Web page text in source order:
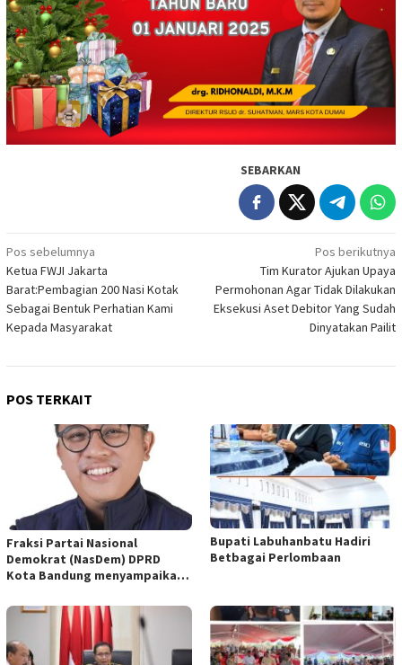
SEBARKAN
Navigasi
pos
Pos sebelumnya
Ketua FWJI Jakarta
Barat:Pembagian 200 Nasi Kotak
Sebagai Bentuk Perhatian Kami
Kepada Masyarakat
Pos berikutnya
Tim Kurator Ajukan Upaya
Permohonan Agar Tidak Dilakukan
Eksekusi Aset Debitor Yang Sudah
Dinyatakan Pailit
POS TERKAIT
Fraksi Partai Nasional
Demokrat (NasDem) DPRD
Kota Bandung menyampaikan
empat Rancangan Peraturan
Daerah (Raperda) yang
diajukan Pemerintah Kota
Bandung
Bupati Labuhanbatu Hadiri
Betbagai Perlombaan